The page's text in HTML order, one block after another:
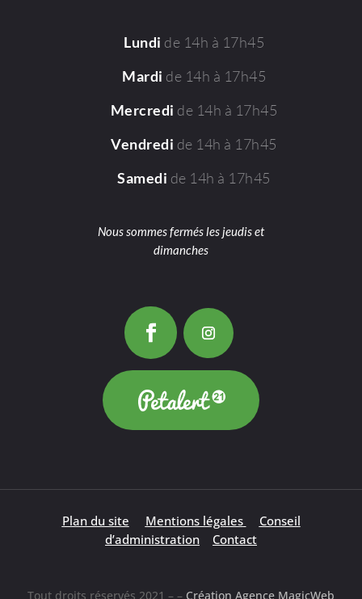
Lundi de 14h à 17h45
Mardi de 14h à 17h45
Mercredi de 14h à 17h45
Vendredi de 14h à 17h45
Samedi de 14h à 17h45
Nous sommes fermés les jeudis et
dimanches
Plan du site Mentions légales
Conseil
d’administration
Contact
Tout droits réservés 2021 – – Création Agence MagicWeb